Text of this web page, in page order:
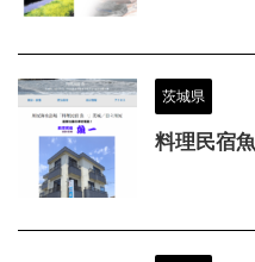
茨城県
料理民宿